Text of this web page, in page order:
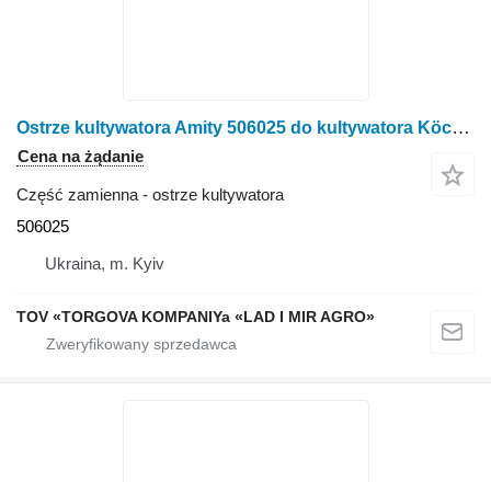
Ostrze kultywatora Amity 506025 do kultywatora Köckerling
Cena na żądanie
Część zamienna - ostrze kultywatora
506025
Ukraina, m. Kyiv
TOV «TORGOVA KOMPANIYa «LAD I MIR AGRO»